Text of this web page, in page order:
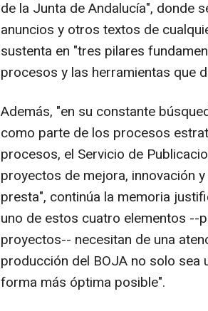
de la Junta de Andalucía", donde
anuncios y otros textos de
sustenta en "tres pilares
procesos y las herramientas que
Además, "en su constante
como parte de los procesos
procesos, el Servicio de
proyectos de mejora, innovación
presta", continúa la memoria
uno de estos cuatro elementos --
proyectos-- necesitan de una
producción del BOJA no solo sea
forma más óptima posible".